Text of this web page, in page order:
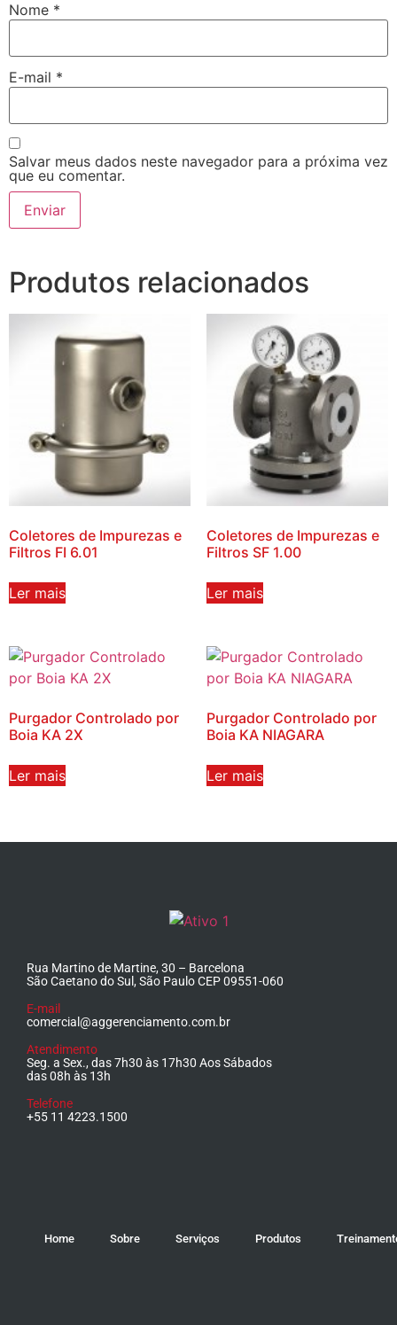
Nome *
E-mail *
Salvar meus dados neste navegador para a próxima vez
que eu comentar.
Produtos relacionados
Coletores de Impurezas e
Filtros FI 6.01
Ler mais
Coletores de Impurezas e
Filtros SF 1.00
Ler mais
Purgador Controlado por
Boia KA 2X
Ler mais
Purgador Controlado por
Boia KA NIAGARA
Ler mais
Rua Martino de Martine, 30 – Barcelona
São Caetano do Sul, São Paulo CEP 09551-060
E-mail
comercial@aggerenciamento.com.br
Atendimento
Seg. a Sex., das 7h30 às 17h30 Aos Sábados
das 08h às 13h
Telefone
+55 11 4223.1500
Home Sobre Serviços Produtos